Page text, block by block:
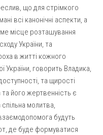
(м. Кременчук)
(м. Лубни)
(м. Суми)
Помочі (м. Охтирка)
Василіян
що для стрімкого
всі канонічні аспекти, а
місце розташування
України, та
в житті кожного
України, говорить Владика,
та щирості
його жертвенність є
молитва,
будуть
де буде формуватися